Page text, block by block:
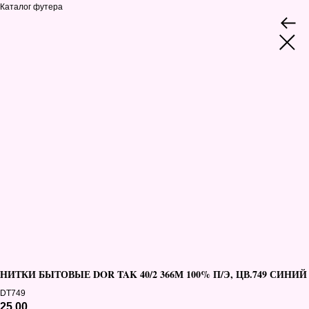
Каталог футера
НИТКИ БЫТОВЫЕ DOR TAK 40/2 366М 100% П/Э, ЦВ.749 СИНИЙ
DT749